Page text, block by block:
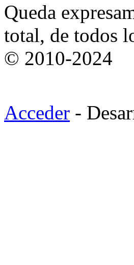
Queda
total, de todos
© 2010-2024
Acceder -